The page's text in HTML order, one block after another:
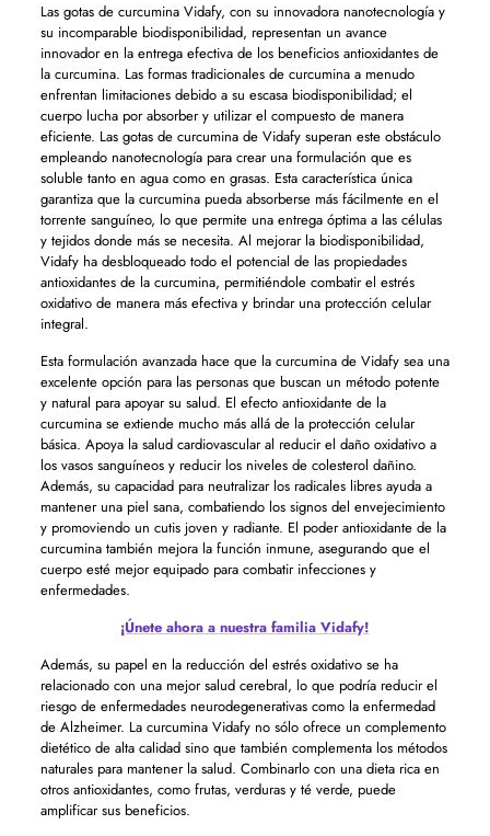
Las gotas de curcumina Vidafy, con su innovadora nanotecnología y
su incomparable biodisponibilidad, representan un avance
innovador en la entrega efectiva de los beneficios antioxidantes de
la curcumina. Las formas tradicionales de curcumina a menudo
enfrentan limitaciones debido a su escasa biodisponibilidad; el
cuerpo lucha por absorber y utilizar el compuesto de manera
eficiente. Las gotas de curcumina de Vidafy superan este obstáculo
empleando nanotecnología para crear una formulación que es
soluble tanto en agua como en grasas. Esta característica única
garantiza que la curcumina pueda absorberse más fácilmente en el
torrente sanguíneo, lo que permite una entrega óptima a las células
y tejidos donde más se necesita. Al mejorar la biodisponibilidad,
Vidafy ha desbloqueado todo el potencial de las propiedades
antioxidantes de la curcumina, permitiéndole combatir el estrés
oxidativo de manera más efectiva y brindar una protección celular
integral.
Esta formulación avanzada hace que la curcumina de Vidafy sea una
excelente opción para las personas que buscan un método potente
y natural para apoyar su salud. El efecto antioxidante de la
curcumina se extiende mucho más allá de la protección celular
básica. Apoya la salud cardiovascular al reducir el daño oxidativo a
los vasos sanguíneos y reducir los niveles de colesterol dañino.
Además, su capacidad para neutralizar los radicales libres ayuda a
mantener una piel sana, combatiendo los signos del envejecimiento
y promoviendo un cutis joven y radiante. El poder antioxidante de la
curcumina también mejora la función inmune, asegurando que el
cuerpo esté mejor equipado para combatir infecciones y
enfermedades.
¡Únete ahora a nuestra familia Vidafy!
Además, su papel en la reducción del estrés oxidativo se ha
relacionado con una mejor salud cerebral, lo que podría reducir el
riesgo de enfermedades neurodegenerativas como la enfermedad
de Alzheimer. La curcumina Vidafy no sólo ofrece un complemento
dietético de alta calidad sino que también complementa los métodos
naturales para mantener la salud. Combinarlo con una dieta rica en
otros antioxidantes, como frutas, verduras y té verde, puede
amplificar sus beneficios.